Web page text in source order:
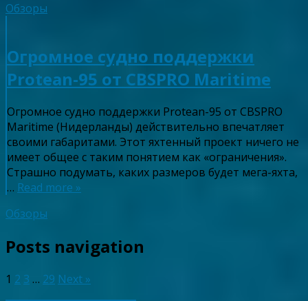
Обзоры
Огромное судно поддержки
Protean-95 от CBSPRO Maritime
Огромное судно поддержки Protean-95 от CBSPRO
Maritime (Нидерланды) действительно впечатляет
своими габаритами. Этот яхтенный проект ничего не
имеет общее с таким понятием как «ограничения».
Страшно подумать, каких размеров будет мега-яхта,
… Read more »
Обзоры
Posts navigation
1 2 3 … 29 Next »